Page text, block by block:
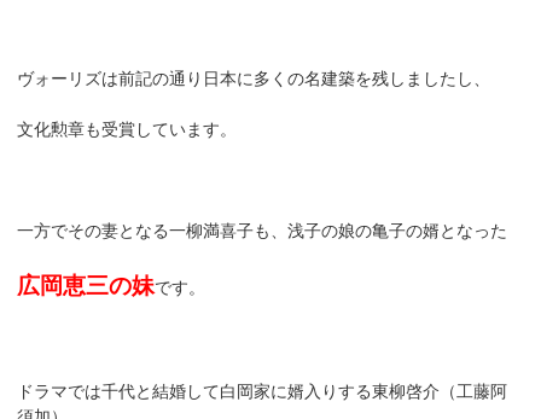
ヴォーリズは前記の通り日本に多くの名建築を残しましたし、
文化勲章も受賞しています。
一方でその妻となる一柳満喜子も、浅子の娘の亀子の婿となった
広岡恵三の妹です。
ドラマでは千代と結婚して白岡家に婿入りする東柳啓介（工藤阿